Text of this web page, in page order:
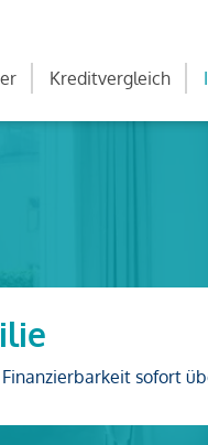
Kreditvergleich
Finanzierbarkeit sofort